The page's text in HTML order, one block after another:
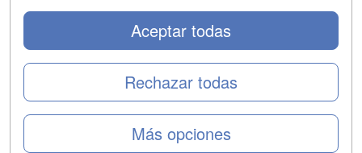
Más opciones
Rechazar todas
Aceptar todas